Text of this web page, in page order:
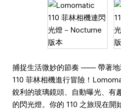
捕捉生活微妙的節奏 —— 帶著地
110 菲林相機進行冒險！
銳利的玻璃鏡頭、自動曝光、有
的閃光燈。你的 110 之旅現在開